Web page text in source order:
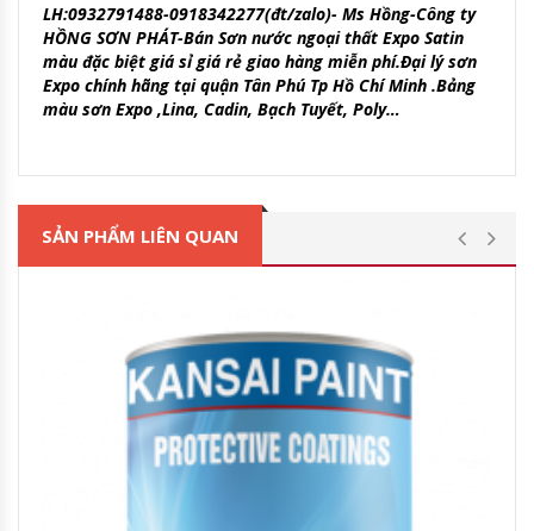
LH:0932791488-0918342277(đt/zalo)- Ms Hồng-Công ty
HỒNG SƠN PHÁT-Bán Sơn nước ngoại thất Expo Satin
màu đặc biệt giá sỉ giá rẻ giao hàng miễn phí.Đại lý sơn
Expo chính hãng tại quận Tân Phú Tp Hồ Chí Minh .Bảng
màu sơn Expo ,Lina, Cadin, Bạch Tuyết, Poly…
SẢN PHẨM LIÊN QUAN